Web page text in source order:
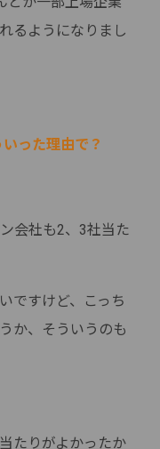
るようになりまし
った理由で？
会社も2、3社当た
ですけど、こっち
か、そういうのも
たりがよかったか